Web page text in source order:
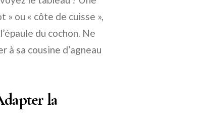
ou « côte de cuisse »,
du cochon. Ne
à sa cousine d’agneau
la